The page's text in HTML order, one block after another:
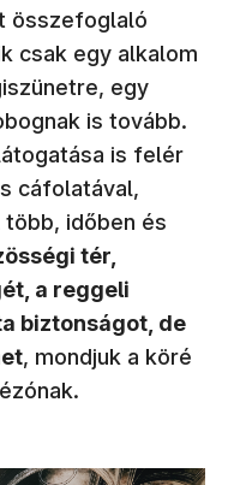
összefoglaló
csak egy alkalom
egy
is tovább.
is felér
cáfolatával,
több, időben és
tér,
a reggeli
biztonságot, de
, mondjuk a köré